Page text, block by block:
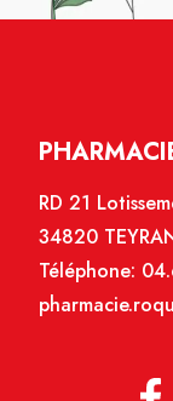
RD 21
34820
Téléphone: